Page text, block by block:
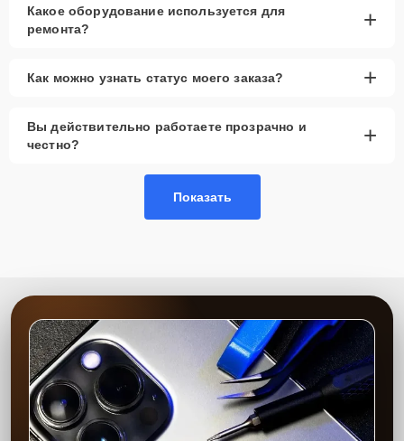
Какое оборудование используется для
ремонта?
+
Как можно узнать статус моего заказа? +
Вы действительно работаете прозрачно и
честно?
+
Показать